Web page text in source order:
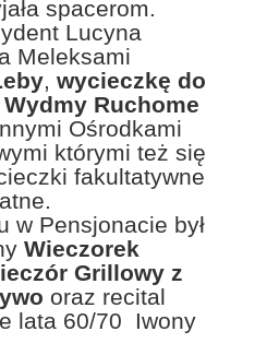
spacerom.
Lucyna
Meleksami
, wycieczkę do
Ruchome
Ośrodkami
którymi też się
fakultatywne
Pensjonacie był
Wieczorek
Grillowy z
oraz recital
lata 60/70 Iwony